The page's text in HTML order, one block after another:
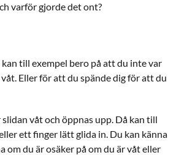
varför gjorde det ont?
till exempel bero på att du inte var
Eller för att du spände dig för att du
våt och öppnas upp. Då kan till
ett finger lätt glida in. Du kan känna
om du är osäker på om du är våt eller